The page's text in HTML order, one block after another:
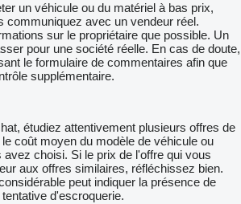
un véhicule ou du matériel à bas prix,
communiquez avec un vendeur réel.
sur le propriétaire que possible. Un
pour une société réelle. En cas de doute,
le formulaire de commentaires afin que
supplémentaire.
étudiez attentivement plusieurs offres de
coût moyen du modèle de véhicule ou
choisi. Si le prix de l'offre qui vous
aux offres similaires, réfléchissez bien.
peut indiquer la présence de
d'escroquerie.